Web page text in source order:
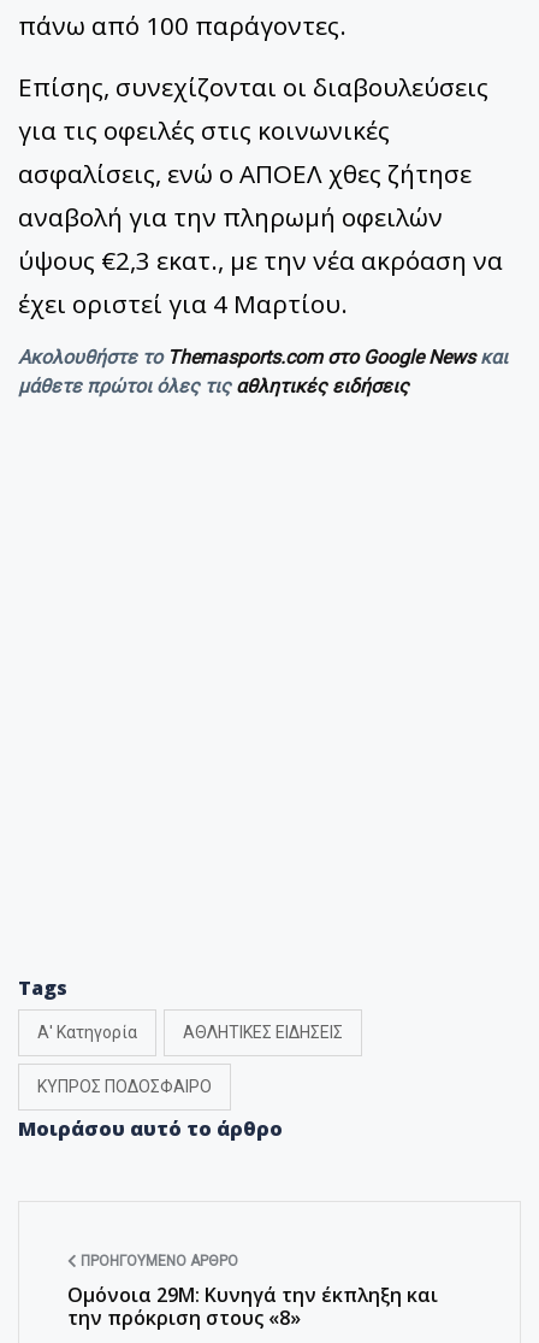
πάνω από 100 παράγοντες.
Επίσης, συνεχίζονται οι διαβουλεύσεις
για τις οφειλές στις κοινωνικές
ασφαλίσεις, ενώ ο ΑΠΟΕΛ χθες ζήτησε
αναβολή για την πληρωμή οφειλών
ύψους €2,3 εκατ., με την νέα ακρόαση να
έχει οριστεί για 4 Μαρτίου.
Ακολουθήστε το Themasports.com στο Google Newsκαι
μάθετε πρώτοι όλες τις αθλητικές ειδήσεις
Tags
Α' Κατηγορία ΑΘΛΗΤΙΚΕΣ ΕΙΔΗΣΕΙΣ
ΚΥΠΡΟΣ ΠΟΔΟΣΦΑΙΡΟ
Μοιράσου αυτό το άρθρο
ΠΡΟΗΓΟΎΜΕΝΟ ΆΡΘΡΟ
Ομόνοια 29Μ: Κυνηγά την έκπληξη και
την πρόκριση στους «8»